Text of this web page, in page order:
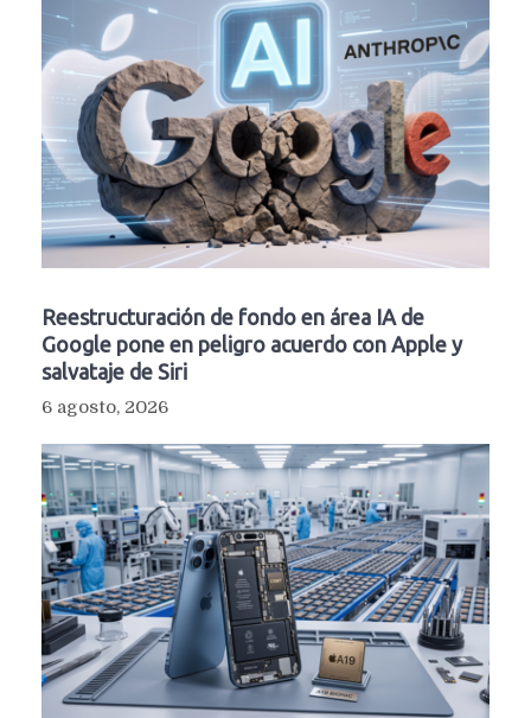
Reestructuración de fondo en área IA de
Google pone en peligro acuerdo con Apple y
salvataje de Siri
6 agosto, 2026